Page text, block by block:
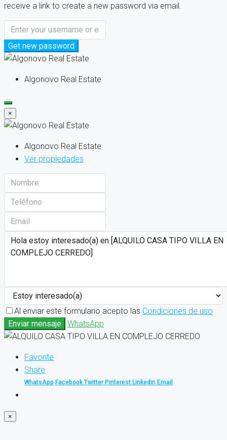
receive a link to create a new password via email.
Get new password
Algonovo Real Estate
×
Algonovo Real Estate
Ver propiedades
Al enviar este formulario acepto las Condiciones de uso
Enviar mensaje
WhatsApp
Favorite
Share
WhatsApp Facebook Twitter Pinterest Linkedin Email
×